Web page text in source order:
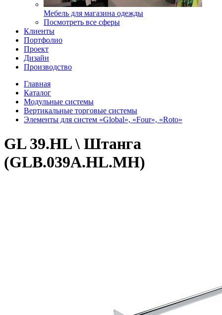
Мебель для магазина одежды
Посмотреть все сферы
Клиенты
Портфолио
Проект
Дизайн
Производство
Главная
Каталог
Модульные системы
Вертикальные торговые системы
Элементы для систем «Global», «Four», «Roto»
GL 39.HL \ Штанга
(GLB.039A.HL.MH)